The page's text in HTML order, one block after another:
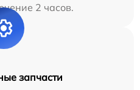
2 часов.
запчасти